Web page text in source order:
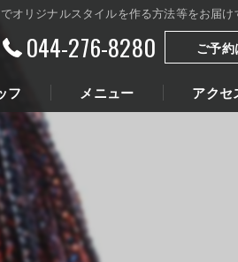
オリジナルスタイルを作る方法等をお届
044-276-8280 ご予約
フ メニュー アクセ